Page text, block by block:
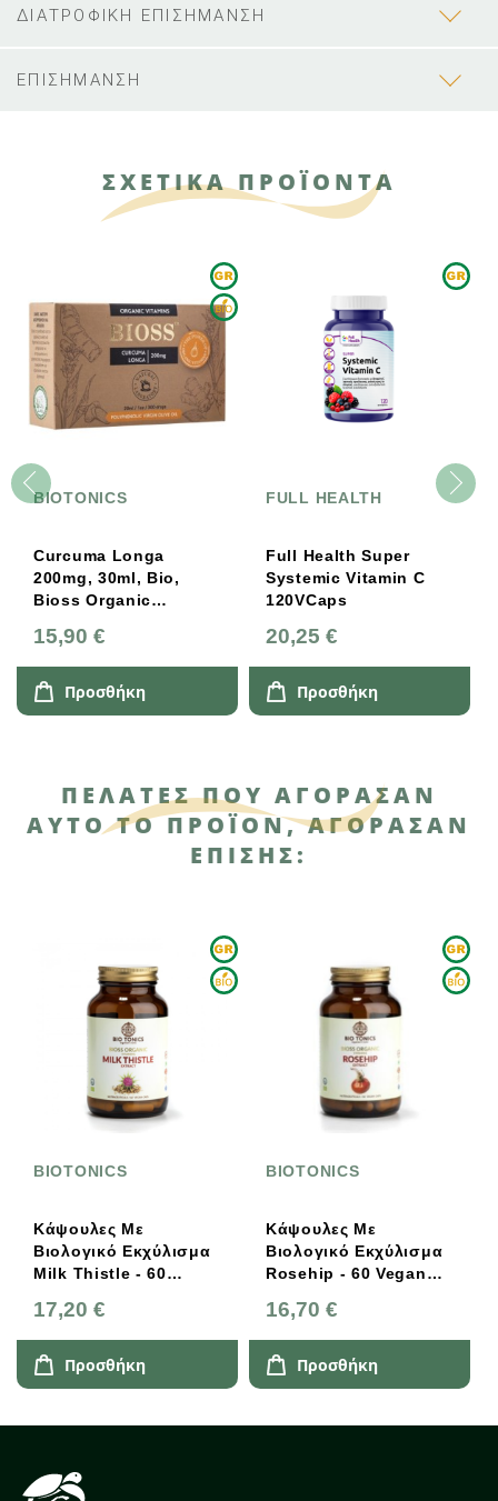
ΔΙΑΤΡΟΦΙΚΗ ΕΠΙΣΗΜΑΝΣΗ
ΕΠΙΣΗΜΑΝΣΗ
ΣΧΕΤΙΚΑ ΠΡΟΪΟΝΤΑ
BIOTONICS
Curcuma Longa
200mg, 30ml, Bio,
Bioss Organic
15,90 €
Προσθήκη
FULL HEALTH
Full Health Super
Systemic Vitamin C
120VCaps
20,25 €
Προσθήκη
ΠΕΛΆΤΕΣ ΠΟΥ ΑΓΌΡΑΣΑΝ
ΑΥΤΌ ΤΟ ΠΡΟΪΌΝ, ΑΓΌΡΑΣΑΝ
ΕΠΊΣΗΣ:
BIOTONICS
Κάψουλες Με
Βιολογικό Εκχύλισμα
Milk Thistle - 60
BIO TONICS
17,20 €
Προσθήκη
BIOTONICS
Κάψουλες Με
Βιολογικό Εκχύλισμα
Rosehip - 60 Vegan
TONICS
16,70 €
Προσθήκη